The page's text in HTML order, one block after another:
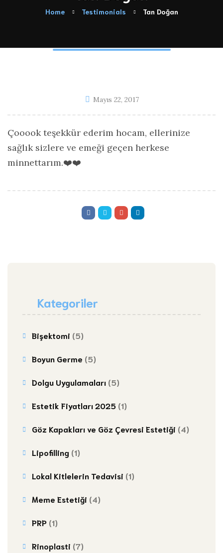
Home Testimonials Tan Doğan
Mayıs 22, 2017
Çooook teşekkür ederim hocam, ellerinize
sağlık sizlere ve emeği geçen herkese
minnettarım.❤️❤️
Kategoriler
Bişektomi (5)
Boyun Germe (5)
Dolgu Uygulamaları (5)
Estetik Fiyatları 2025 (1)
Göz Kapakları ve Göz Çevresi Estetiği (4)
Lipofilling (1)
Lokal Kitlelerin Tedavisi (1)
Meme Estetiği (4)
PRP (1)
Rinoplasti (7)